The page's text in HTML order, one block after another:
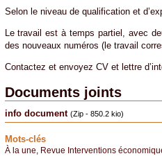
Selon le niveau de qualification et
Le travail est à temps partiel, avec
des nouveaux numéros (le travail
Contactez et envoyez CV et lettre
Documents joints
info document (Zip - 850.2 kio)
Mots-clés
À la une Revue Interventions